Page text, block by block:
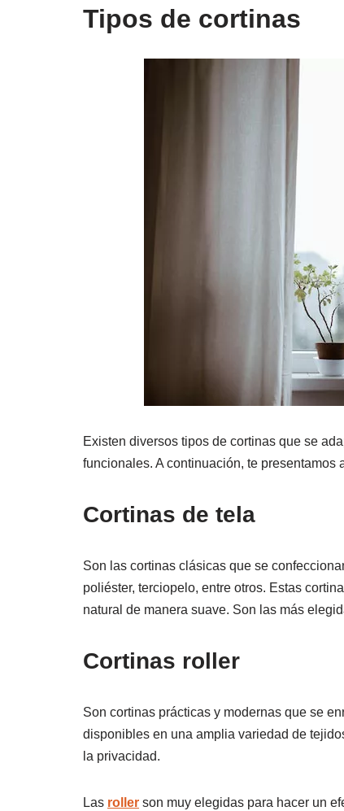
Tipos de cortinas
Existen diversos tipos de cortinas que se
funcionales. A continuación, te
Cortinas de tela
Son las cortinas clásicas que se
poliéster, terciopelo, entre otros. Estas
natural de manera suave. Son las más
Cortinas roller
Son cortinas prácticas y modernas que se
disponibles en una amplia variedad de
la privacidad.
Las roller son muy elegidas para hacer un